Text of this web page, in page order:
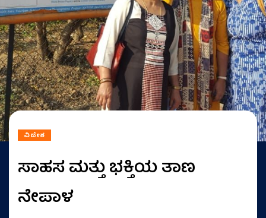
ವಿದೇಶ
ಸಾಹಸ ಮತ್ತು ಭಕ್ತಿಯ ತಾಣ
ನೇಪಾಳ